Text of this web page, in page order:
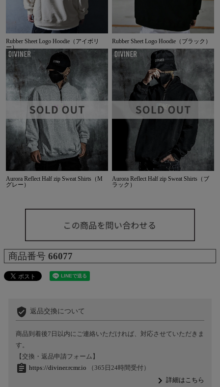
Rubber Sheet Logo Hoodie（アイボリ
ー）
Rubber Sheet Logo Hoodie（ブラック）
Aurora Reflect Half zip Sweat Shirts（M
グレー）
Aurora Reflect Half zip Sweat Shirts（ブ
ラック）
商品番号 66077
verified_user 返品交換について
商品到着後7日以内にご連絡いただければ、対応させていただきま
す。
【交換・返品申請フォーム】
assignment https://diviner.rcmr.io （365日24時間受付）
navigate_next詳細はこちら